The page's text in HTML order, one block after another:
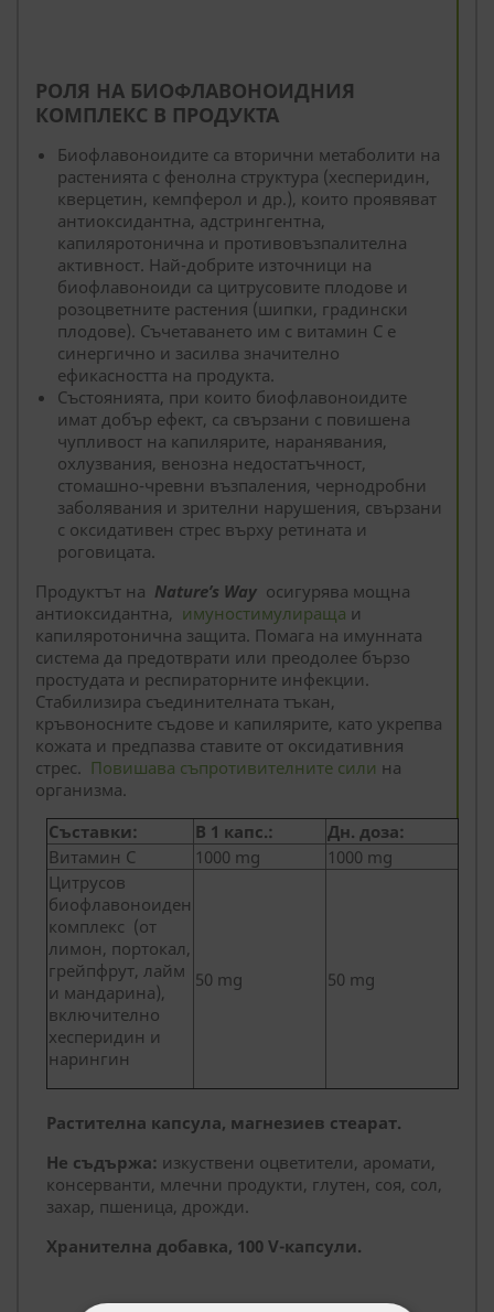
РОЛЯ НА БИОФЛАВОНОИДНИЯ
КОМПЛЕКС В ПРОДУКТА
Биофлавоноидите са вторични метаболити на
растенията с фенолна структура (хесперидин,
кверцетин, кемпферол и др.), които проявяват
антиоксидантна, адстрингентна,
капиляротонична и противовъзпалителна
активност. Най-добрите източници на
биофлавоноиди са цитрусовите плодове и
розоцветните растения (шипки, градински
плодове). Съчетаването им с витамин С е
синергично и засилва значително
ефикасността на продукта.
Състоянията, при които биофлавоноидите
имат добър ефект, са свързани с повишена
чупливост на капилярите, наранявания,
охлузвания, венозна недостатъчност,
стомашно-чревни възпаления, чернодробни
заболявания и зрителни нарушения, свързани
с оксидативен стрес върху ретината и
роговицата.
Продуктът на Nature’s Way осигурява мощна
антиоксидантна, имуностимулираща и
капиляротонична защита. Помага на имунната
система да предотврати или преодолее бързо
простудата и респираторните инфекции.
Стабилизира съединителната тъкан,
кръвоносните съдове и капилярите, като укрепва
кожата и предпазва ставите от оксидативния
стрес. Повишава съпротивителните сили на
организма.
Съставки:
В 1 капс.:
Дн. доза:
Витамин С
1000 mg
1000 mg
Цитрусов
биофлавоноиден
комплекс (от
лимон, портокал,
грейпфрут, лайм
и мандарина),
включително
хесперидин и
нарингин
50 mg 50 mg
Растителна капсула, магнезиев стеарат.
Не съдържа: изкуствени оцветители, аромати,
консерванти, млечни продукти, глутен, соя, сол,
захар, пшеница, дрожди.
Хранителна добавка, 100 V-капсули.